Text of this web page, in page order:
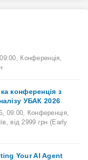
09:00, Конференція,
конференція з
УБАК 2026
, 09:00, Конференція,
від 2999 грн (Early
Your AI Agent